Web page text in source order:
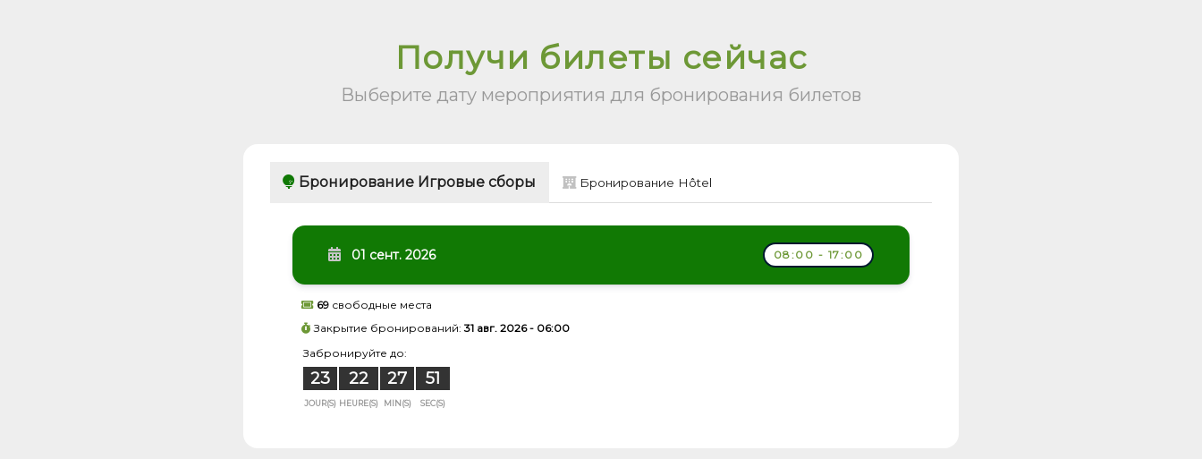
Получи билеты сейчас
Выберите дату мероприятия для бронирования билетов
Бронирование Игровые сборы Бронирование Hôtel
01 сент. 2026 08:00 - 17:00
69 свободные места
Закрытие бронирований:31 авг. 2026 - 06:00
Забронируйте до:
23 22 27 50
JOUR(S) HEURE(S) MIN(S) SEC(S)